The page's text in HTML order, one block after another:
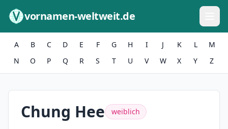
vornamen-weltweit.de
A B C D E F G H I J K L
M
N
O P Q R S T U V W X Y Z
Chung Hee weiblich